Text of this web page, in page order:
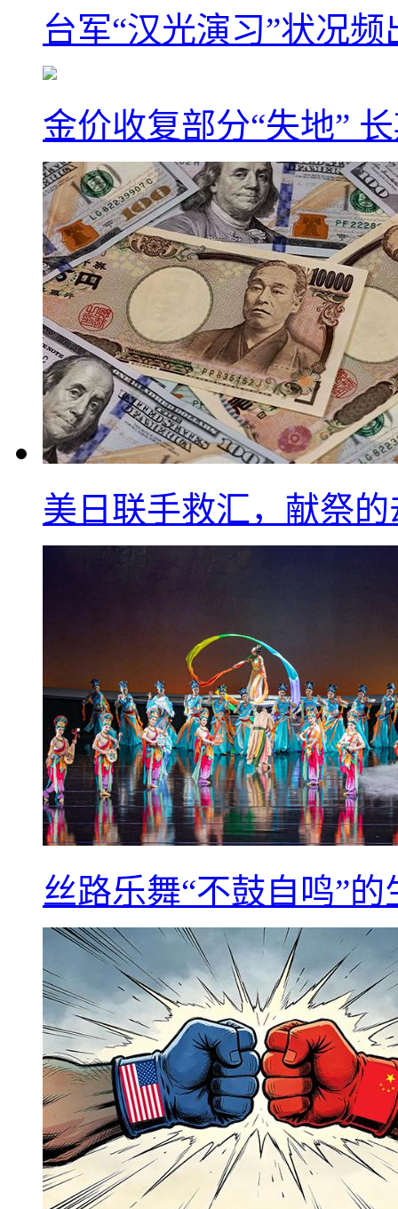
台军“汉光演习”状况
金价收复部分“失地”
美日联手救汇，献祭
丝路乐舞“不鼓自鸣”